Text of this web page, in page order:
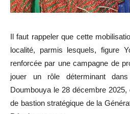
Il faut rappeler que cette
localité, parmis lesquels, figure
renforcée par une campagne de
jouer un rôle déterminant
Doumbouya le 28 décembre
de bastion stratégique de la